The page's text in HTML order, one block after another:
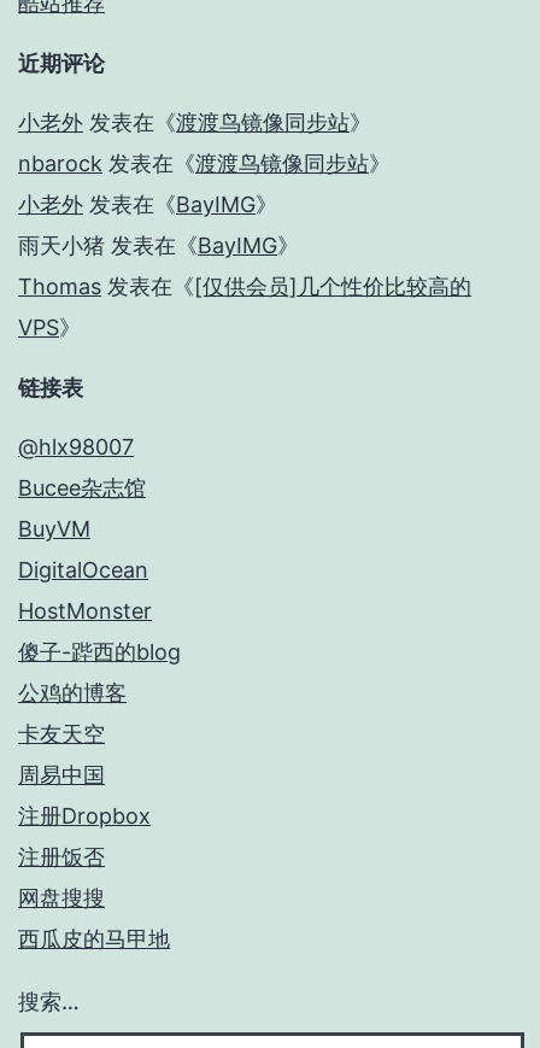
近期评论
小老外 发表在《渡渡鸟镜像同步站》
nbarock 发表在《渡渡鸟镜像同步站》
小老外 发表在《BayIMG》
雨天小猪 发表在《BayIMG》
Thomas 发表在《[仅供会员]几个性价比较高的
VPS》
链接表
@hlx98007
Bucee杂志馆
BuyVM
DigitalOcean
HostMonster
傻子-跸西的blog
公鸡的博客
卡友天空
周易中国
注册Dropbox
注册饭否
网盘搜搜
西瓜皮的马甲地
搜索…